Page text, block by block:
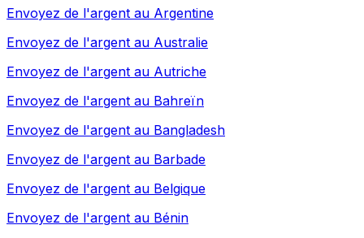
Envoyez de l'argent au Argentine
Envoyez de l'argent au Australie
Envoyez de l'argent au Autriche
Envoyez de l'argent au Bahreïn
Envoyez de l'argent au Bangladesh
Envoyez de l'argent au Barbade
Envoyez de l'argent au Belgique
Envoyez de l'argent au Bénin